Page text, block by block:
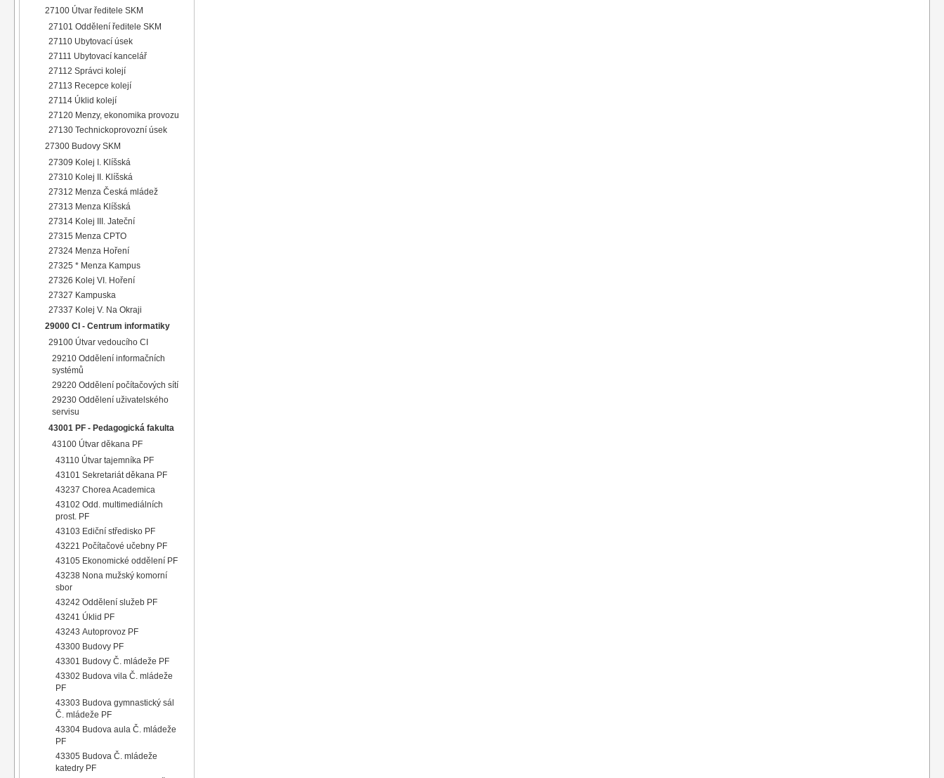
27100 Útvar ředitele SKM
27101 Oddělení ředitele SKM
27110 Ubytovací úsek
27111 Ubytovací kancelář
27112 Správci kolejí
27113 Recepce kolejí
27114 Úklid kolejí
27120 Menzy, ekonomika provozu
27130 Technickoprovozní úsek
27300 Budovy SKM
27309 Kolej I. Klíšská
27310 Kolej II. Klíšská
27312 Menza Česká mládež
27313 Menza Klíšská
27314 Kolej III. Jateční
27315 Menza CPTO
27324 Menza Hoření
27325 * Menza Kampus
27326 Kolej VI. Hoření
27327 Kampuska
27337 Kolej V. Na Okraji
29000 CI - Centrum informatiky
29100 Útvar vedoucího CI
29210 Oddělení informačních
systémů
29220 Oddělení počítačových sítí
29230 Oddělení uživatelského
servisu
43001 PF - Pedagogická fakulta
43100 Útvar děkana PF
43110 Útvar tajemníka PF
43101 Sekretariát děkana PF
43237 Chorea Academica
43102 Odd. multimediálních
prost. PF
43103 Ediční středisko PF
43221 Počítačové učebny PF
43105 Ekonomické oddělení PF
43238 Nona mužský komorní
sbor
43242 Oddělení služeb PF
43241 Úklid PF
43243 Autoprovoz PF
43300 Budovy PF
43301 Budovy Č. mládeže PF
43302 Budova vila Č. mládeže
PF
43303 Budova gymnastický sál
Č. mládeže PF
43304 Budova aula Č. mládeže
PF
43305 Budova Č. mládeže
katedry PF